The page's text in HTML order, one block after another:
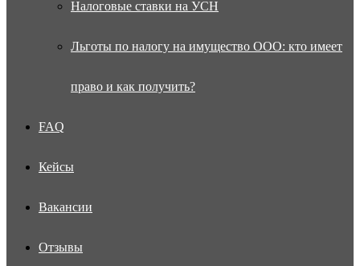
Налоговые ставки на УСН
Льготы по налогу на имущество ООО: кто имеет
право и как получить?
FAQ
Кейсы
Вакансии
Отзывы